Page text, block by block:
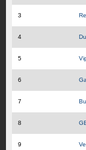
3
4
5
6
7
8
9